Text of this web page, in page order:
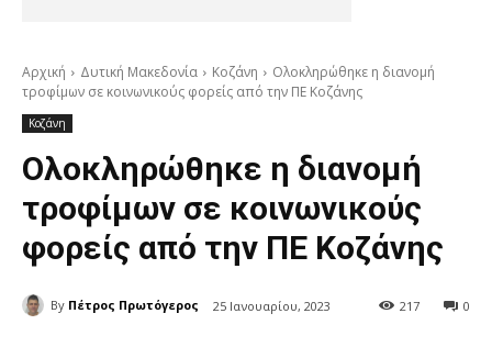
Αρχική Δυτική Μακεδονία Κοζάνη
Ολοκληρώθηκε η διανομή
τροφίμων σε κοινωνικούς φορείς από την ΠΕ Κοζάνης
Κοζάνη
Ολοκληρώθηκε η διανομή
τροφίμων σε κοινωνικούς
φορείς από την ΠΕ Κοζάνης
By Πέτρος Πρωτόγερος 25 Ιανουαρίου, 2023 0
217